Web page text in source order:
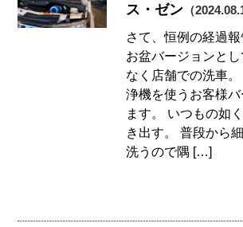
ス・ゼン （
さて、恒例の経過
お盆バージョンと
なく店舗での洗車
浄機を使うお客様
ます。 いつもの如
き出す。 普段から
洗うので隅 […]